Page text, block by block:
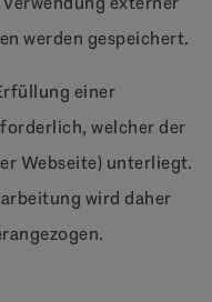
werden gespeichert.
einer
welcher der
Webseite) unterliegt.
wird daher